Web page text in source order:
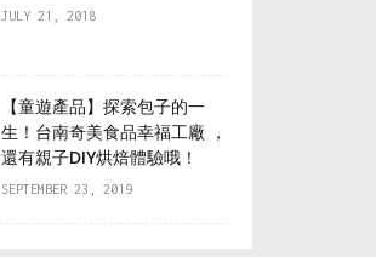
JULY 21, 2018
【童遊產品】探索包子的一
生！台南奇美食品幸福工廠 ，
還有親子DIY烘焙體驗哦！
SEPTEMBER 23, 2019